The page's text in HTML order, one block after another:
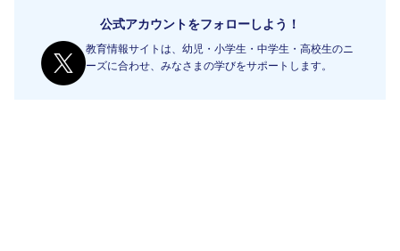
公式アカウントをフォローしよう！
教育情報サイトは、幼児・小学生・中学生・高校生のニ
ーズに合わせ、みなさまの学びをサポートします。